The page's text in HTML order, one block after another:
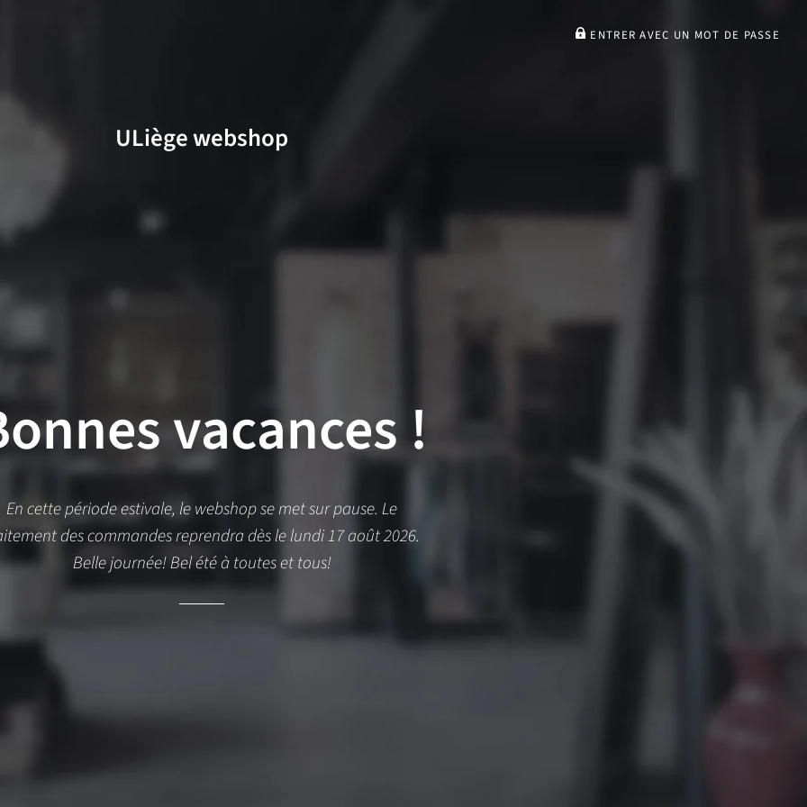
ENTRER AVEC UN MOT DE PASSE
ULiège webshop
vacances !
En cette période estivale, le webshop se met sur pause. Le
des commandes reprendra dès le lundi 17 août 2026.
Belle journée! Bel été à toutes et tous!